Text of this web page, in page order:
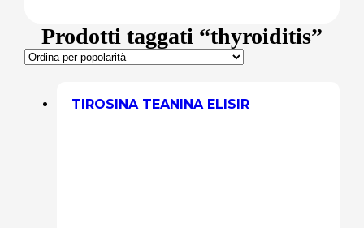
Supporto Reni
Prodotti taggati “thyroiditis”
TIROSINA TEANINA ELISIR